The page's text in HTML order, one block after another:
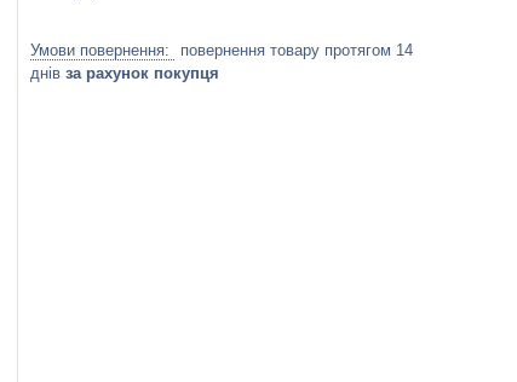
повернення товару протягом 14
днів за рахунок покупця